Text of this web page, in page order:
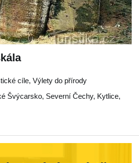
cíle, Výlety do přírody
Švýcarsko, Severní Čechy, Kytlice,